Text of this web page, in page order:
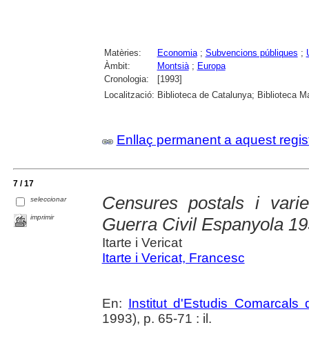
Matèries: Economia; Subvencions públiques ;
Àmbit:
Montsià; Europa
Cronologia:
[1993]
Localització: Biblioteca de Catalunya; Biblioteca
Enllaç permanent a aquest
7 / 17
seleccionar
imprimir
Censures postals i
Guerra Civil Espanyola
Itarte i Vericat
Itarte i Vericat, Francesc
En: Institut d'Estudis Comarcals
1993), p. 65-71 : il.